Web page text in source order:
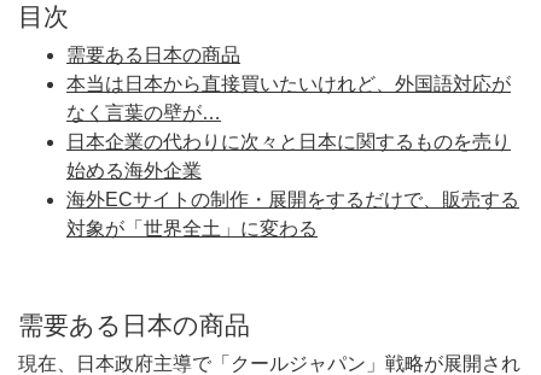
目次
需要ある日本の商品
本当は日本から直接買いたいけれど、外国語対応が
なく言葉の壁が…
日本企業の代わりに次々と日本に関するものを売り
始める海外企業
海外ECサイトの制作・展開をするだけで、販売する
対象が「世界全土」に変わる
需要ある日本の商品
現在、日本政府主導で「クールジャパン」戦略が展開され